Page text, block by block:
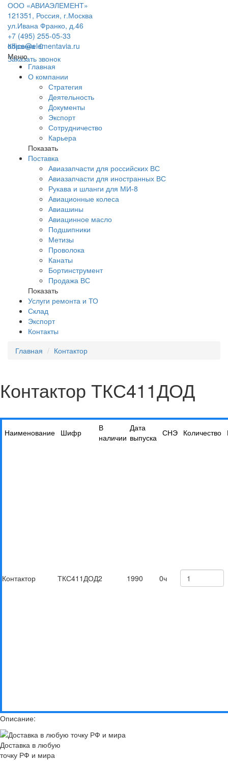
ООО «АВИАЭЛЕМЕНТ»
121351, Россия, г.Москва
ул.Ивана Франко, д.46
+7 (495) 255-05-33
office@elementavia.ru
Заказать звонок
Корзина0
Меню
Главная
О компании
Стратегия
Деятельность
Документы
Экспорт
Сотрудничество
Карьера
Показать
Поставка
Авиазапчасти для российских ВС
Авиазапчасти для иностранных ВС
Рукава и шланги для МИ-8
Авиационные колеса
Авиашины
Авиацинное масло
Подшипники
Метизы
Проволока
Канаты
Бортинструмент
Продажа ВС
Показать
Услуги ремонта и ТО
Склад
Экспорт
Контакты
Главная
Контактор
Контактор ТКС411ДОД
Наименование Шифр
В
наличии
Дата
выпуска СНЭ Количество
Контактор ТКС411ДОД2 1990 0ч
Описание:
Доставка в любую
точку РФ и мира